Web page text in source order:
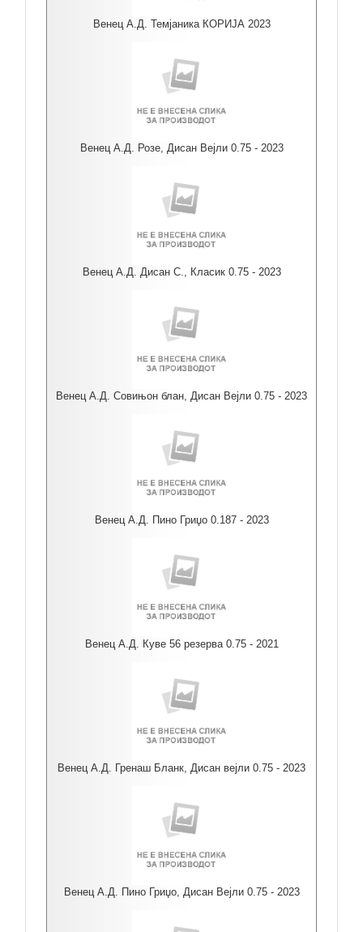
Венец А.Д. Темјаника КОРИЈА 2023
Венец А.Д. Розе, Дисан Вејли 0.75 - 2023
Венец А.Д. Дисан С., Класик 0.75 - 2023
Венец А.Д. Совињон блан, Дисан Вејли 0.75 - 2023
Венец А.Д. Пино Гриџо 0.187 - 2023
Венец А.Д. Куве 56 резерва 0.75 - 2021
Венец А.Д. Гренаш Бланк, Дисан вејли 0.75 - 2023
Венец А.Д. Пино Гриџо, Дисан Вејли 0.75 - 2023